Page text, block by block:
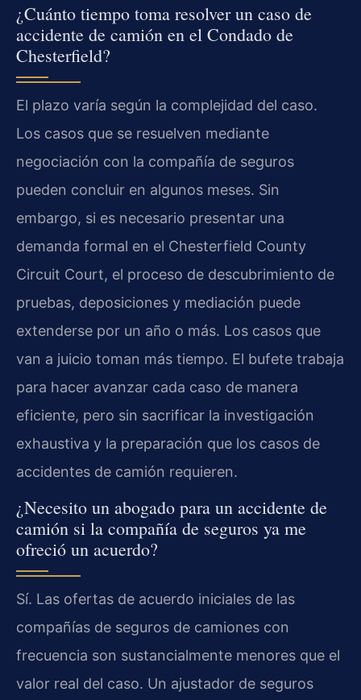
¿Cuánto tiempo toma resolver un caso de
accidente de camión en el Condado de
Chesterfield?
El plazo varía según la complejidad del caso.
Los casos que se resuelven mediante
negociación con la compañía de seguros
pueden concluir en algunos meses. Sin
embargo, si es necesario presentar una
demanda formal en el Chesterfield County
Circuit Court, el proceso de descubrimiento de
pruebas, deposiciones y mediación puede
extenderse por un año o más. Los casos que
van a juicio toman más tiempo. El bufete trabaja
para hacer avanzar cada caso de manera
eficiente, pero sin sacrificar la investigación
exhaustiva y la preparación que los casos de
accidentes de camión requieren.
¿Necesito un abogado para un accidente de
camión si la compañía de seguros ya me
ofreció un acuerdo?
Sí. Las ofertas de acuerdo iniciales de las
compañías de seguros de camiones con
frecuencia son sustancialmente menores que el
valor real del caso. Un ajustador de seguros